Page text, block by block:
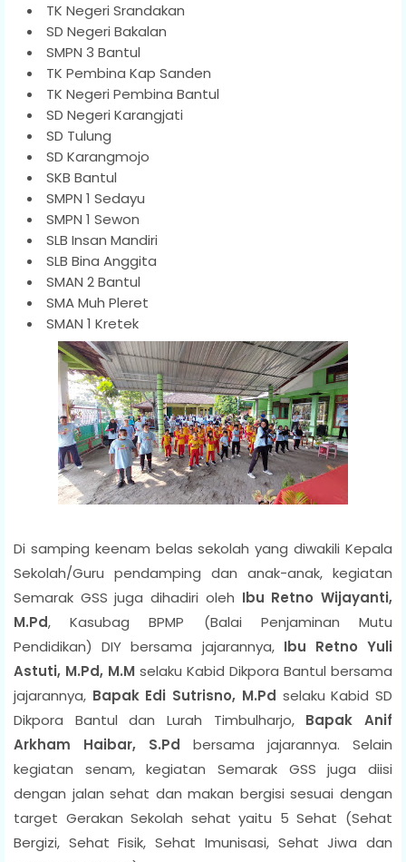
TK Negeri Srandakan
SD Negeri Bakalan
SMPN 3 Bantul
TK Pembina Kap Sanden
TK Negeri Pembina Bantul
SD Negeri Karangjati
SD Tulung
SD Karangmojo
SKB Bantul
SMPN 1 Sedayu
SMPN 1 Sewon
SLB Insan Mandiri
SLB Bina Anggita
SMAN 2 Bantul
SMA Muh Pleret
SMAN 1 Kretek
Di samping keenam belas sekolah yang diwakili Kepala
Sekolah/Guru pendamping dan anak-anak, kegiatan
Semarak GSS juga dihadiri oleh Ibu Retno Wijayanti,
M.Pd, Kasubag BPMP (Balai Penjaminan Mutu
Pendidikan) DIY bersama jajarannya, Ibu Retno Yuli
Astuti, M.Pd, M.M selaku Kabid Dikpora Bantul bersama
jajarannya, Bapak Edi Sutrisno, M.Pd selaku Kabid SD
Dikpora Bantul dan Lurah Timbulharjo, Bapak Anif
Arkham Haibar, S.Pd bersama jajarannya. Selain
kegiatan senam, kegiatan Semarak GSS juga diisi
dengan jalan sehat dan makan bergisi sesuai dengan
target Gerakan Sekolah sehat yaitu 5 Sehat (Sehat
Bergizi, Sehat Fisik, Sehat Imunisasi, Sehat Jiwa dan